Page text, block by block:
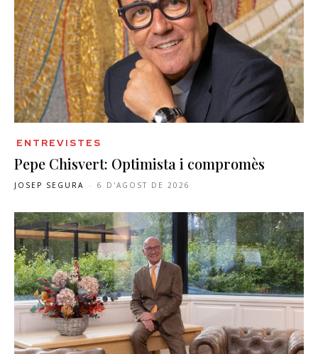
ENTREVISTES
Pepe Chisvert: Optimista i compromès
JOSEP SEGURA - 6 D'AGOST DE 2026